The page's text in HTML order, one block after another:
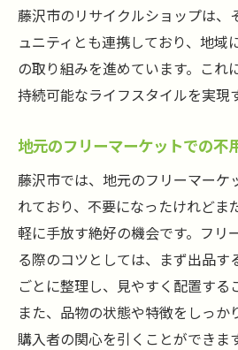
藤沢市のリサイクルショップは、
ュニティとも連携しており、地域
の取り組みを進めています。これ
持続可能なライフスタイルを実現
地元のフリーマーケットでの不
藤沢市では、地元のフリーマーケ
れており、不要になったけれどま
軽に手放す絶好の機会です。フリ
る際のコツとしては、まず出品す
ごとに整理し、見やすく配置する
また、品物の状態や特徴をしっか
購入者の関心を引くことができま